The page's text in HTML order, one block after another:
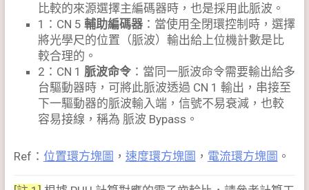
比較的來源選擇主編碼器時，也是採用此脈波。
1：CN 5 輔助編碼器：當使用全閉環控制時，選擇
將光學尺的位置（脈波）輸出給上位機計數是比
較合理的。
2：CN 1 脈波命令：當同一脈波命令需要輸出給多
台驅動器時，可將此脈波透過 CN 1 輸出，串接至
下一驅動器的脈波輸入端，信號不易衰減，也較
容易接線，稱為 脈波 Bypass。
Ref： 位置環方塊圖 ， 速度環方塊圖 ， 電流環方塊圖 。